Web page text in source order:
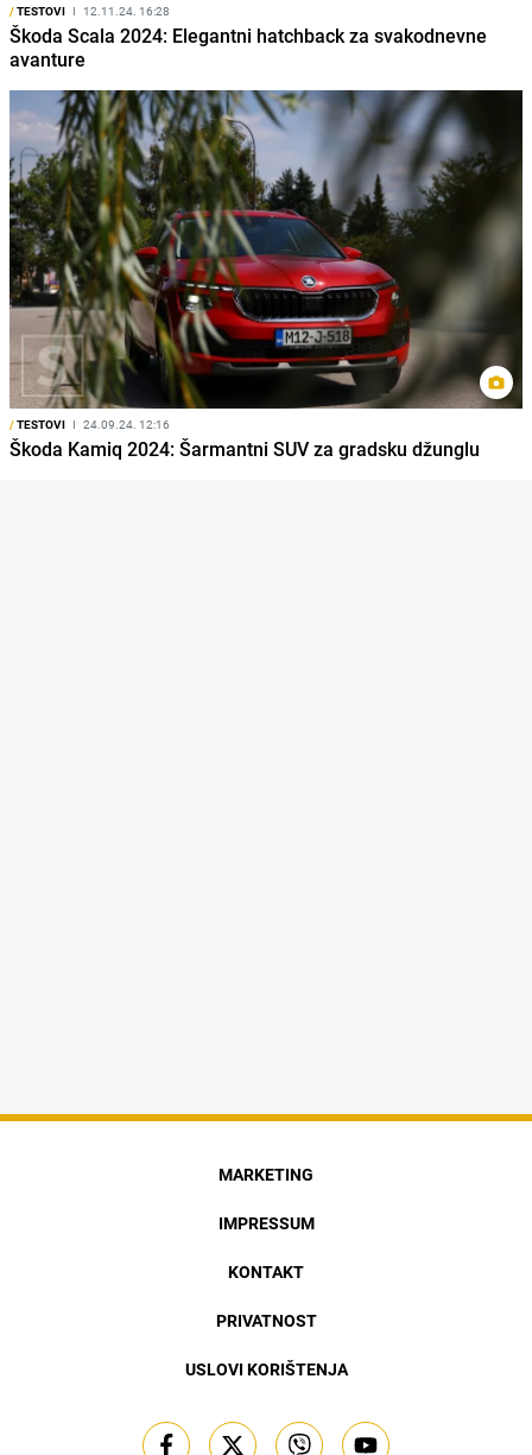
/TESTOVI I 12.11.24. 16:28
Škoda Scala 2024: Elegantni hatchback za svakodnevne
avanture
/TESTOVI I 24.09.24. 12:16
Škoda Kamiq 2024: Šarmantni SUV za gradsku džunglu
MARKETING
IMPRESSUM
KONTAKT
PRIVATNOST
USLOVI KORIŠTENJA